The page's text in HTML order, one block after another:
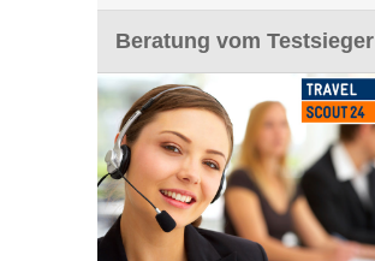
Beratung vom Testsieger